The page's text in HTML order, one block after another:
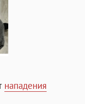
нападения